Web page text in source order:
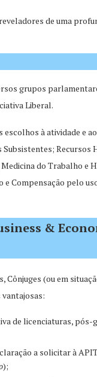
de uma
grupos
Liberal.
à atividade e
Recursos
do Trabalho e
Compensação pelo
&
Cônjuges (ou em
de licenciaturas, pós-
a solicitar à
);